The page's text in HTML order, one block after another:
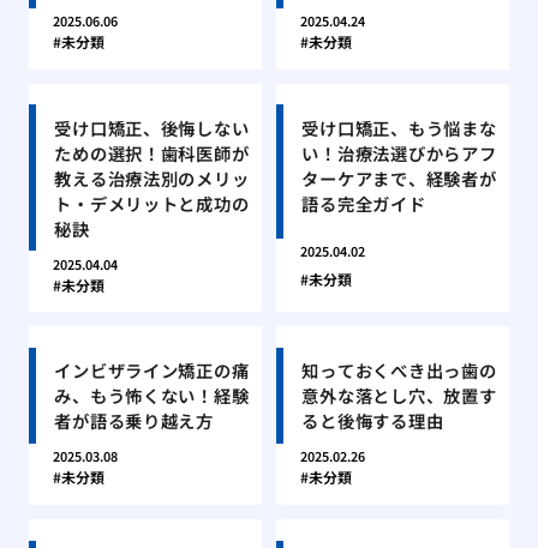
2025.06.06
未分類
2025.04.24
未分類
受け口矯正、後悔しない
ための選択！歯科医師が
教える治療法別のメリッ
ト・デメリットと成功の
秘訣
2025.04.04
未分類
受け口矯正、もう悩まな
い！治療法選びからアフ
ターケアまで、経験者が
語る完全ガイド
2025.04.02
未分類
インビザライン矯正の痛
み、もう怖くない！経験
者が語る乗り越え方
2025.03.08
未分類
知っておくべき出っ歯の
意外な落とし穴、放置す
ると後悔する理由
2025.02.26
未分類